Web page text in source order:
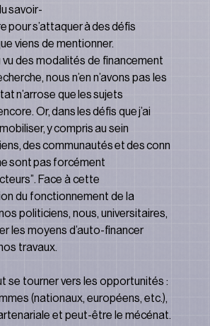
savoir-
pour s’attaquer à des défis
viens de mentionner.
des modalités de financement
nous n’en n’avons pas les
n’arrose que les sujets
Or, dans les défis que j’ai
y compris au sein
des communautés et des conn
sont pas forcément
Face à cette
du fonctionnement de la
politiciens, nous, universitaires,
les moyens d’auto-ﬁnancer
travaux.
se tourner vers les opportunités :
(nationaux, européens, etc.),
et peut-être le mécénat.